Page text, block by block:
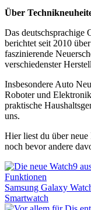
Über
Das deutschsprachige
berichtet seit 2010
faszinierende
verschiedenster
Insbesondere Auto
Roboter und
praktische
uns.
Hier liest du über
noch bevor andere
Samsung Galaxy
Smartwatch